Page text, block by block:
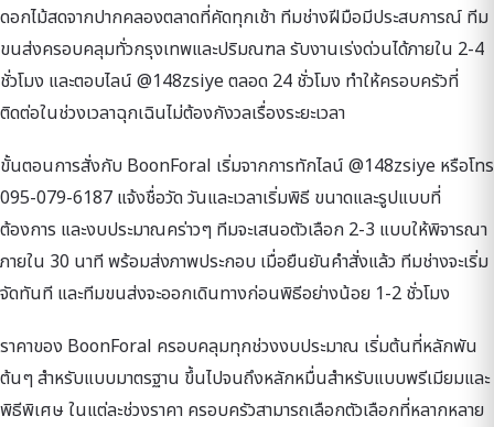
ดอกไม้สดจากปากคลองตลาดที่คัดทุกเช้า ทีมช่างฝีมือมีประสบการณ์ ทีม
ขนส่งครอบคลุมทั่วกรุงเทพและปริมณฑล รับงานเร่งด่วนได้ภายใน 2-4
ชั่วโมง และตอบไลน์ @148zsiye ตลอด 24 ชั่วโมง ทำให้ครอบครัวที่
ติดต่อในช่วงเวลาฉุกเฉินไม่ต้องกังวลเรื่องระยะเวลา
ขั้นตอนการสั่งกับ BoonForal เริ่มจากการทักไลน์ @148zsiye หรือโทร
095-079-6187 แจ้งชื่อวัด วันและเวลาเริ่มพิธี ขนาดและรูปแบบที่
ต้องการ และงบประมาณคร่าวๆ ทีมจะเสนอตัวเลือก 2-3 แบบให้พิจารณา
ภายใน 30 นาที พร้อมส่งภาพประกอบ เมื่อยืนยันคำสั่งแล้ว ทีมช่างจะเริ่ม
จัดทันที และทีมขนส่งจะออกเดินทางก่อนพิธีอย่างน้อย 1-2 ชั่วโมง
ราคาของ BoonForal ครอบคลุมทุกช่วงงบประมาณ เริ่มต้นที่หลักพัน
ต้นๆ สำหรับแบบมาตรฐาน ขึ้นไปจนถึงหลักหมื่นสำหรับแบบพรีเมียมและ
พิธีพิเศษ ในแต่ละช่วงราคา ครอบครัวสามารถเลือกตัวเลือกที่หลากหลาย